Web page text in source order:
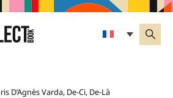
D’Agnès Varda, De-Ci, De-Là